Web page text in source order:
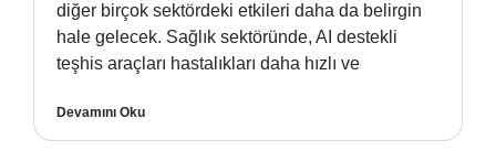
diğer birçok sektördeki etkileri daha da belirgin
hale gelecek. Sağlık sektöründe, AI destekli
teşhis araçları hastalıkları daha hızlı ve
Devamını Oku